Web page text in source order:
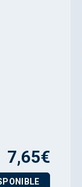
7,65€